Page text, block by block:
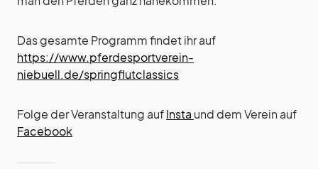
Das gesamte Programm findet ihr auf
https://www.pferdesportverein-
niebuell.de/springflutclassics
Folge der Veranstaltung aufInsta und dem Verein auf
Facebook